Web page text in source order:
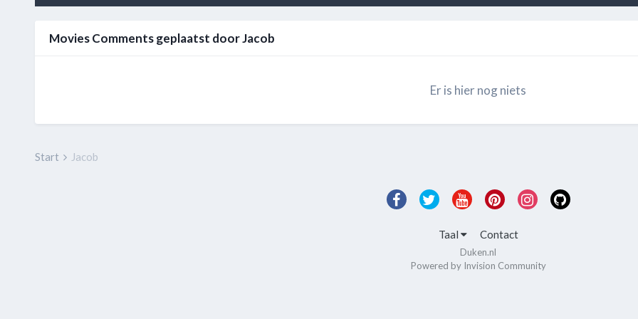
Movies Comments geplaatst door Jacob
Er is hier nog niets
Start Jacob
Taal Contact
Duken.nl
Powered by Invision Community